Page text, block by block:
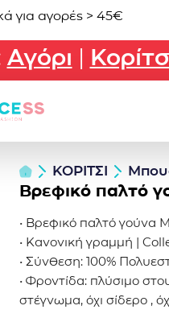
για αγορές > 45€
Αγόρι |
ΚΟΡΙΤΣΙ
Βρεφικό παλτό
• Βρεφικό παλτό γούνα
• Κανονική γραμμή |
• Σύνθεση: 100%
• Φροντίδα: πλύσιμο
στέγνωμα, όχι σίδερο ,